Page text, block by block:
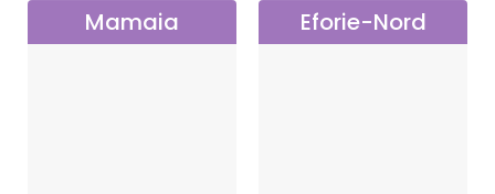
Mamaia Eforie-Nord